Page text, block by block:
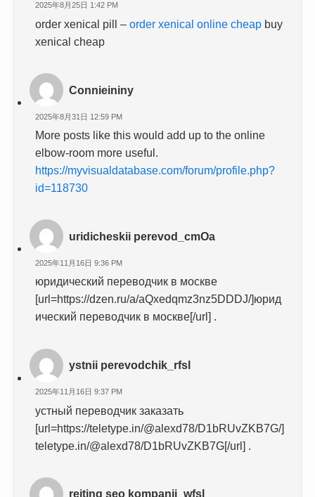
2025年8月25日 1:42 PM
order xenical pill –order xenical online cheap buy
xenical cheap
Connieininy
2025年8月31日 12:59 PM
More posts like this would add up to the online
elbow-room more useful.
https://myvisualdatabase.com/forum/profile.php?
id=118730
uridicheskii perevod_cmOa
2025年11月16日 9:36 PM
юридический переводчик в москве
[url=https://dzen.ru/a/aQxedqmz3nz5DDDJ/]юрид
ический переводчик в москве[/url] .
ystnii perevodchik_rfsl
2025年11月16日 9:37 PM
устный переводчик заказать
[url=https://teletype.in/@alexd78/D1bRUvZKB7G/]
teletype.in/@alexd78/D1bRUvZKB7G[/url] .
reiting seo kompanii_wfsl